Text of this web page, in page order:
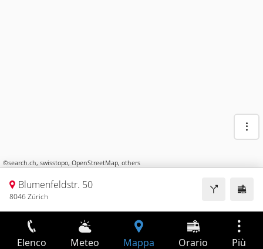
©search.ch, swisstopo, OpenStreetMap, others
Blumenfeldstr. 50
8046 Zürich
Elenco Meteo Mappa Orario Più